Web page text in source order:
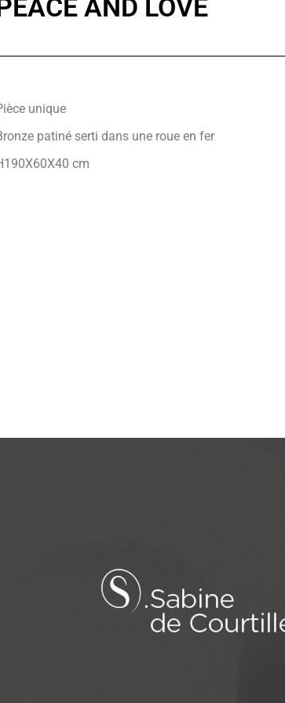
PEACE AND LOVE
unique
patiné serti dans une roue en fer
cm